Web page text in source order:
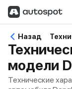
Назад
модели
Технические